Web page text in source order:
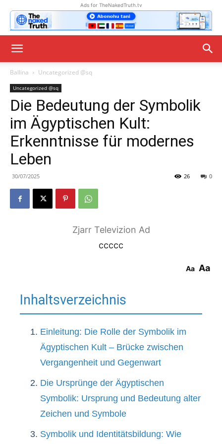
Ads for TheNakedTruth.tv
Ballina Uncategorized @sq
Uncategorized @sq
Die Bedeutung der Symbolik
im Ägyptischen Kult:
Erkenntnisse für modernes
Leben
30/07/2025 0
26
Zjarr Televizion Ad
ccccc
Aa Aa
Inhaltsverzeichnis
Einleitung: Die Rolle der Symbolik im
Ägyptischen Kult – Brücke zwischen
Vergangenheit und Gegenwart
Die Ursprünge der Ägyptischen
Symbolik: Ursprung und Bedeutung alter
Zeichen und Symbole
Symbolik und Identitätsbildung: Wie